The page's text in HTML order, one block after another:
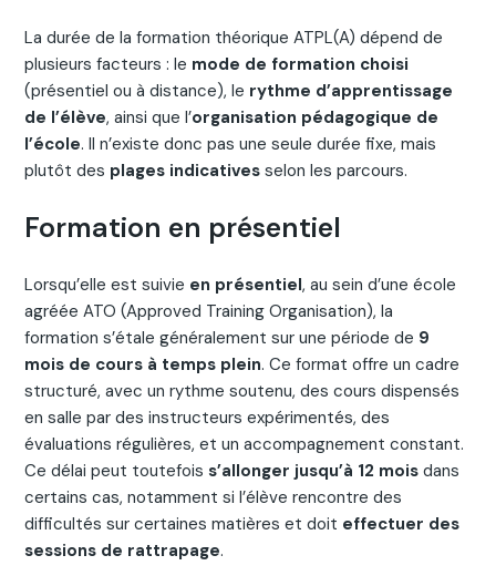
La durée de la formation théorique ATPL(A) dépend de
plusieurs facteurs : le mode de formation choisi
(présentiel ou à distance), le rythme d’apprentissage
de l’élève, ainsi que l’organisation pédagogique de
l’école. Il n’existe donc pas une seule durée fixe, mais
plutôt des plages indicatives selon les parcours.
Formation en présentiel
Lorsqu’elle est suivie en présentiel, au sein d’une école
agréée ATO (Approved Training Organisation), la
formation s’étale généralement sur une période de 9
mois de cours à temps plein. Ce format offre un cadre
structuré, avec un rythme soutenu, des cours dispensés
en salle par des instructeurs expérimentés, des
évaluations régulières, et un accompagnement constant.
Ce délai peut toutefoiss’allonger jusqu’à 12 mois dans
certains cas, notamment si l’élève rencontre des
difficultés sur certaines matières et doit effectuer des
sessions de rattrapage.